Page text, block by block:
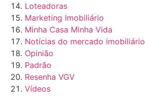
Loteadoras
Marketing Imobiliário
Minha Casa Minha Vida
Notícias do mercado imobiliário
Opinião
Padrão
Resenha VGV
Vídeos